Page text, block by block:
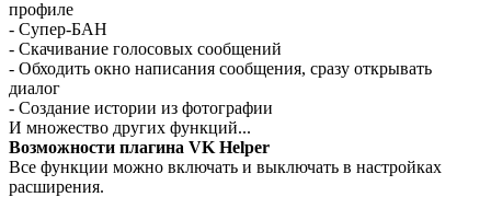
профиле
- Супер-БАН
- Скачивание голосовых сообщений
- Обходить окно написания сообщения, сразу открывать
диалог
- Создание истории из фотографии
И множество других функций...
Возможности плагина VK Helper
Все функции можно включать и выключать в настройках
расширения.